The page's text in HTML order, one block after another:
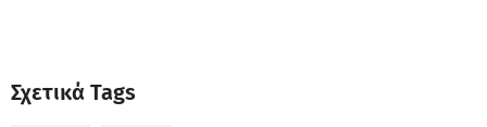
Σχετικά Tags